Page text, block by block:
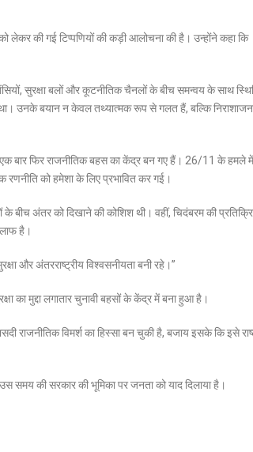
लेकर की गई टिप्पणियों की कड़ी आलोचना की है। उन्होंने कहा कि
सुरक्षा बलों और कूटनीतिक चैनलों के बीच समन्वय के साथ
उनके बयान न केवल तथ्यात्मक रूप से गलत हैं, बल्कि
एक बार फिर राजनीतिक बहस का केंद्र बन गए हैं। 26/11 के हमले
रणनीति को हमेशा के लिए प्रभावित कर गई।
के बीच अंतर को दिखाने की कोशिश थी। वहीं, चिदंबरम की
है।
और अंतरराष्ट्रीय विश्वसनीयता बनी रहे।”
का मुद्दा लगातार चुनावी बहसों के केंद्र में बना हुआ है।
राजनीतिक विमर्श का हिस्सा बन चुकी है, बजाय इसके कि इसे
समय की सरकार की भूमिका पर जनता को याद दिलाया है।